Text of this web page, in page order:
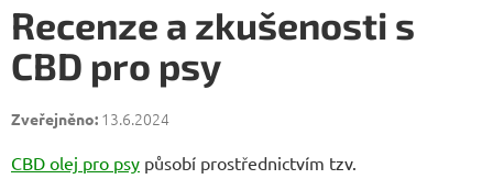
Recenze a zkušenosti s
CBD pro psy
13.6.2024
CBD olej pro psy působí prostřednictvím tzv.